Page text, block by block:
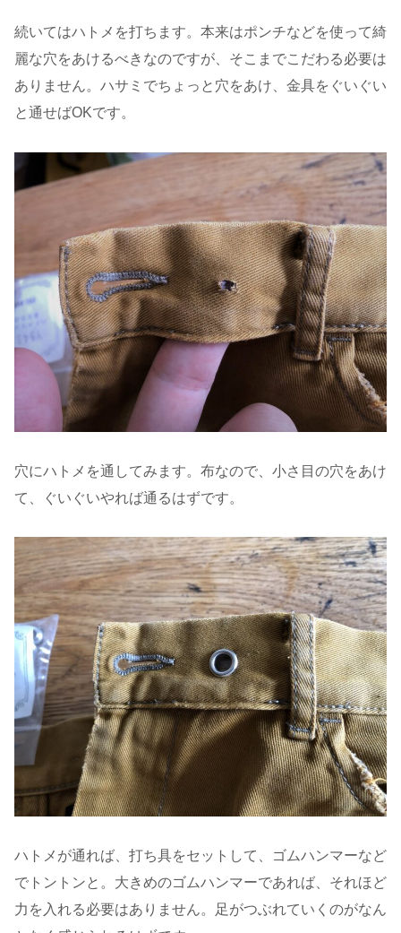
続いてはハトメを打ちます。本来はポンチなどを使って綺
麗な穴をあけるべきなのですが、そこまでこだわる必要は
ありません。ハサミでちょっと穴をあけ、金具をぐいぐい
と通せばOKです。
穴にハトメを通してみます。布なので、小さ目の穴をあけ
て、ぐいぐいやれば通るはずです。
ハトメが通れば、打ち具をセットして、ゴムハンマーなど
でトントンと。大きめのゴムハンマーであれば、それほど
力を入れる必要はありません。足がつぶれていくのがなん